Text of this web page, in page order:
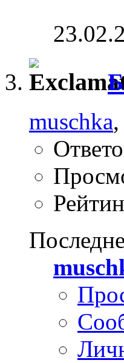
muschka